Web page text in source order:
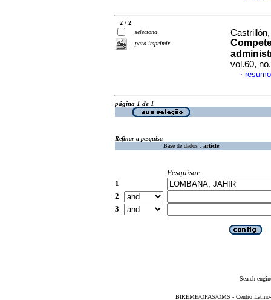
2 / 2
seleciona
para imprimir
vol.60,
·
página 1 de 1
Refinar a pesquisa
Base de dados : article
Pesquisar
1
2
3
Search
BIREME/OPAS/OMS - Centro Latino-